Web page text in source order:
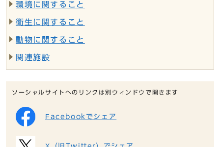
環境に関すること
衛生に関すること
動物に関すること
関連施設
ソーシャルサイトへのリンクは別ウィンドウで開きます
Facebookでシェア